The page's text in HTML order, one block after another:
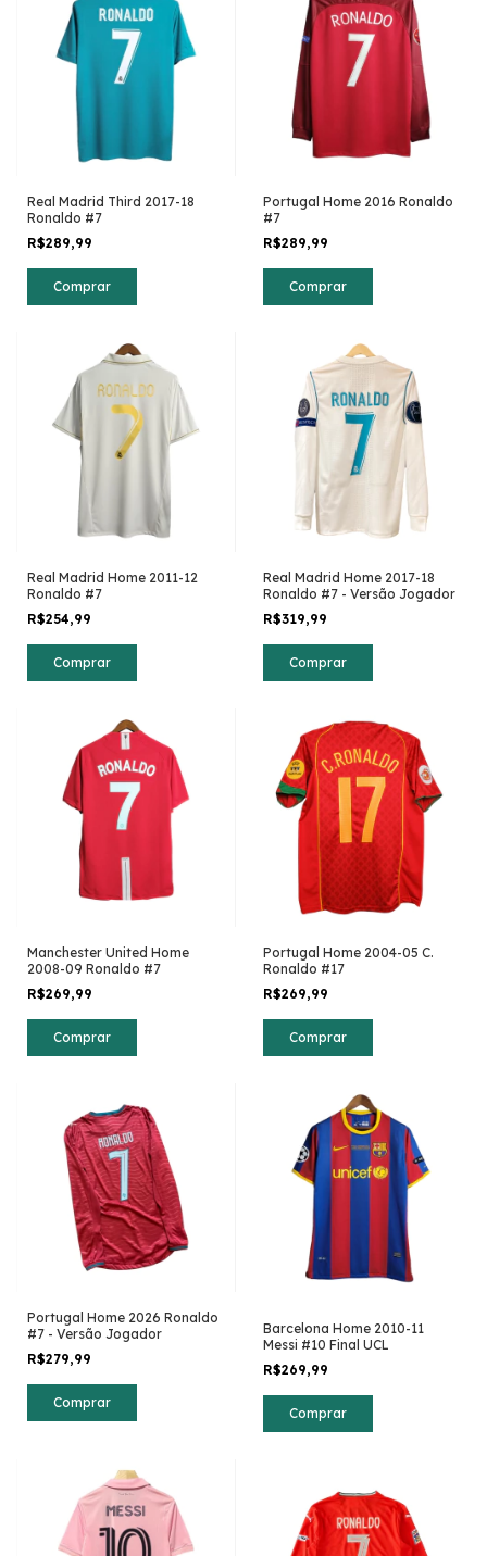
Real Madrid Third 2017-18
Ronaldo #7
R$289,99
Comprar
Portugal Home 2016 Ronaldo
#7
R$289,99
Comprar
Real Madrid Home 2011-12
Ronaldo #7
R$254,99
Comprar
Real Madrid Home 2017-18
Ronaldo #7 - Versão Jogador
R$319,99
Comprar
Manchester United Home
2008-09 Ronaldo #7
R$269,99
Comprar
Portugal Home 2004-05 C.
Ronaldo #17
R$269,99
Comprar
Portugal Home 2026 Ronaldo
#7 - Versão Jogador
R$279,99
Comprar
Barcelona Home 2010-11
Messi #10 Final UCL
R$269,99
Comprar